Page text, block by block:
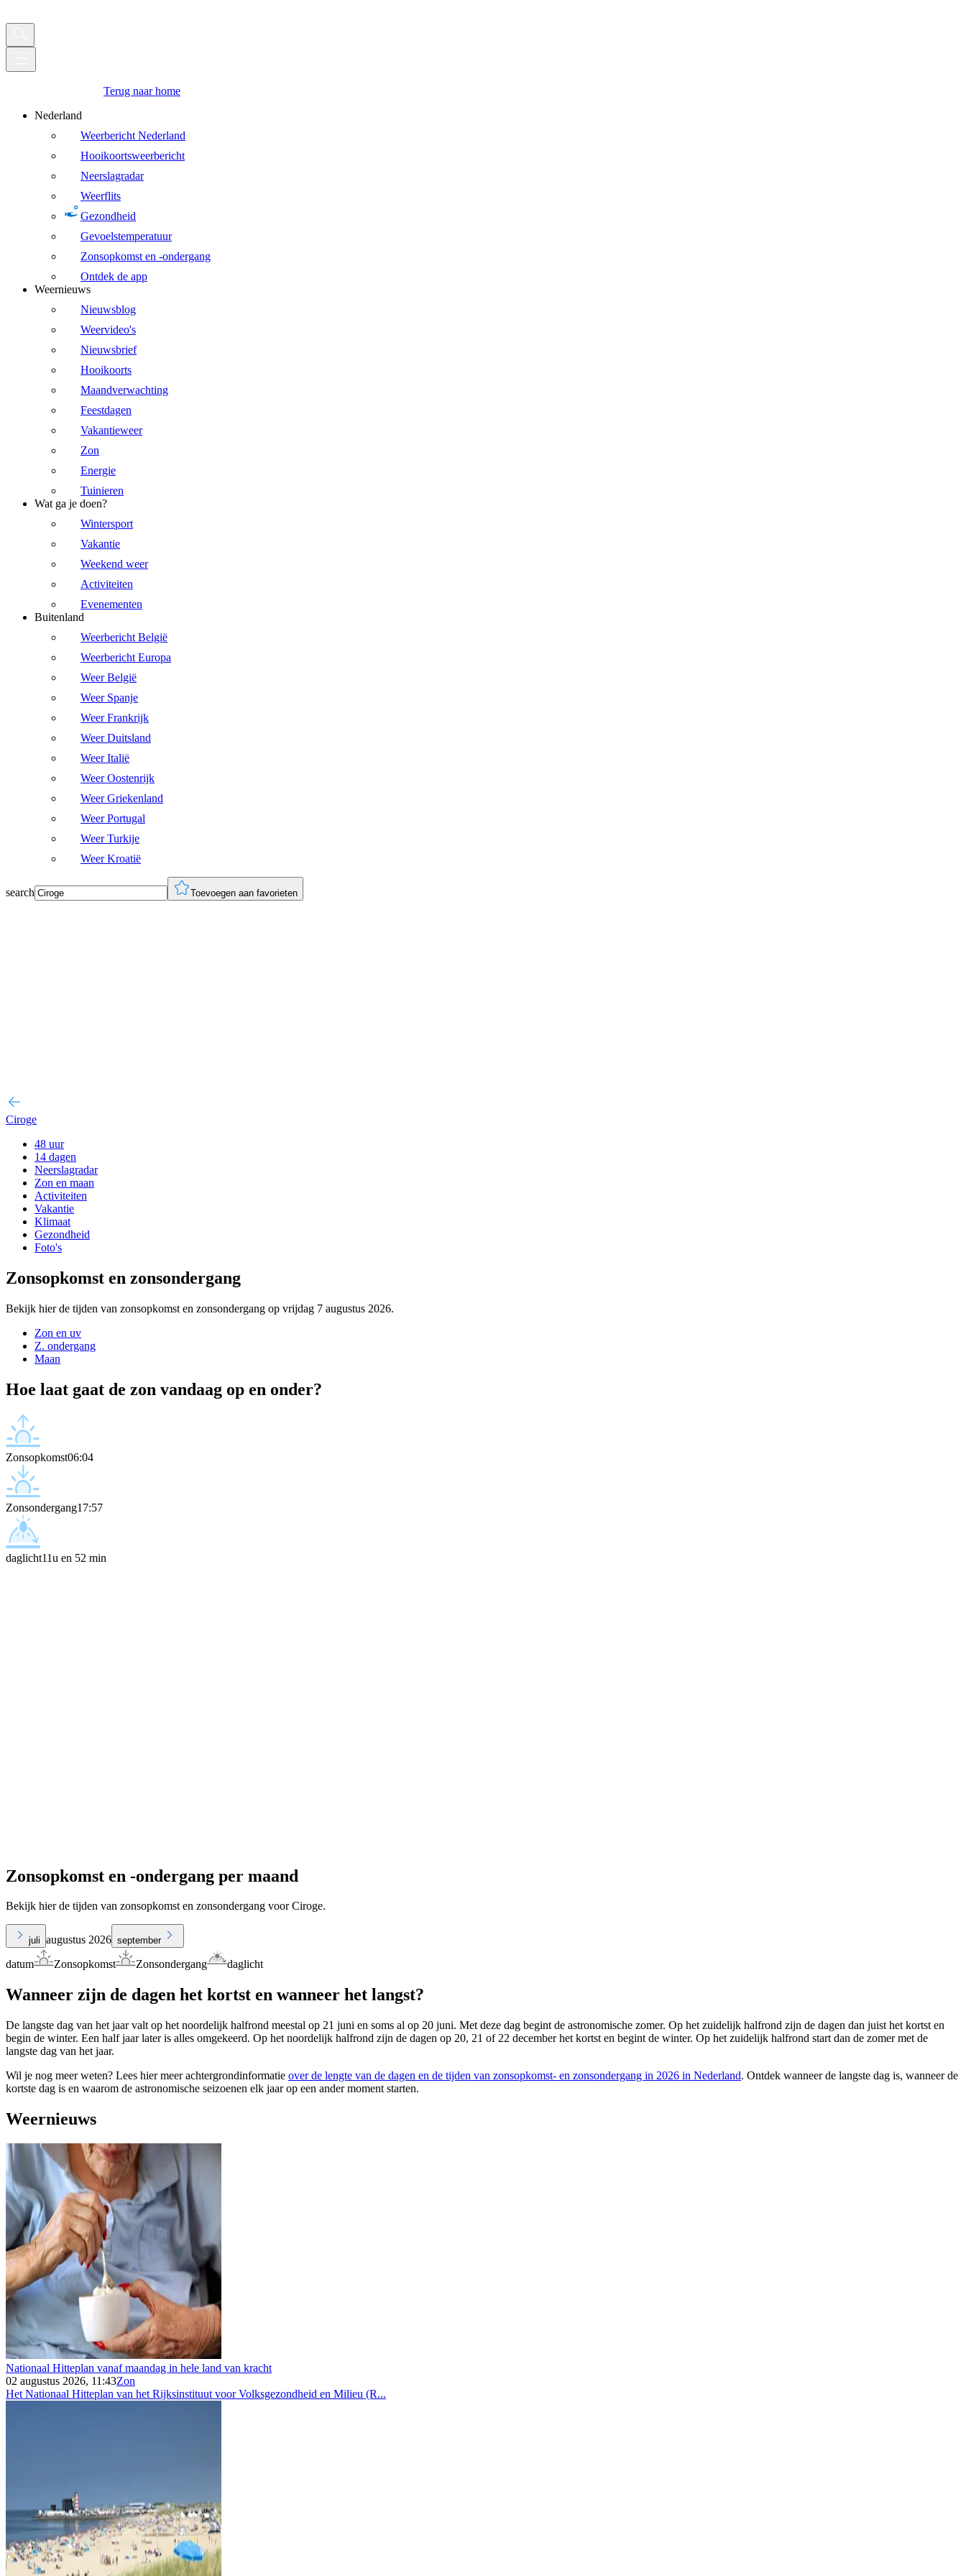
Terug naar home
Nederland
Weerbericht Nederland
Hooikoortsweerbericht
Neerslagradar
Weerflits
Gezondheid
Gevoelstemperatuur
Zonsopkomst en -ondergang
Ontdek de app
Weernieuws
Nieuwsblog
Weervideo's
Nieuwsbrief
Hooikoorts
Maandverwachting
Feestdagen
Vakantieweer
Zon
Energie
Tuinieren
Wat ga je doen?
Wintersport
Vakantie
Weekend weer
Activiteiten
Evenementen
Buitenland
Weerbericht België
Weerbericht Europa
Weer België
Weer Spanje
Weer Frankrijk
Weer Duitsland
Weer Italië
Weer Oostenrijk
Weer Griekenland
Weer Portugal
Weer Turkije
Weer Kroatië
search Toevoegen aan favorieten
Ciroge
48 uur
14 dagen
Neerslagradar
Zon en maan
Activiteiten
Vakantie
Klimaat
Gezondheid
Foto's
Zonsopkomst en zonsondergang
Bekijk hier de tijden van zonsopkomst en zonsondergang op vrijdag 7 augustus 2026.
Zon en uv
Z. ondergang
Maan
Hoe laat gaat de zon vandaag op en onder?
Zonsopkomst06:04
Zonsondergang17:57
daglicht11u en 52 min
Zonsopkomst en -ondergang per maand
Bekijk hier de tijden van zonsopkomst en zonsondergang voor Ciroge.
juli augustus 2026 september
datum Zonsopkomst Zonsondergang daglicht
Wanneer zijn de dagen het kortst en wanneer het langst?
De langste dag van het jaar valt op het noordelijk halfrond meestal op 21 juni en soms al op 20 juni. Met deze dag begint de astronomische zomer. Op het zuidelijk halfrond zijn de dagen dan juist het kortst en
begin de winter. Een half jaar later is alles omgekeerd. Op het noordelijk halfrond zijn de dagen op 20, 21 of 22 december het kortst en begint de winter. Op het zuidelijk halfrond start dan de zomer met de
langste dag van het jaar.
Wil je nog meer weten? Lees hier meer achtergrondinformatie over de lengte van de dagen en de tijden van zonsopkomst- en zonsondergang in 2026 in Nederland. Ontdek wanneer de langste dag is, wanneer de
kortste dag is en waarom de astronomische seizoenen elk jaar op een ander moment starten.
Weernieuws
Nationaal Hitteplan vanaf maandag in hele land van kracht
02 augustus 2026, 11:43Zon
Het Nationaal Hitteplan van het Rijksinstituut voor Volksgezondheid en Milieu (R...